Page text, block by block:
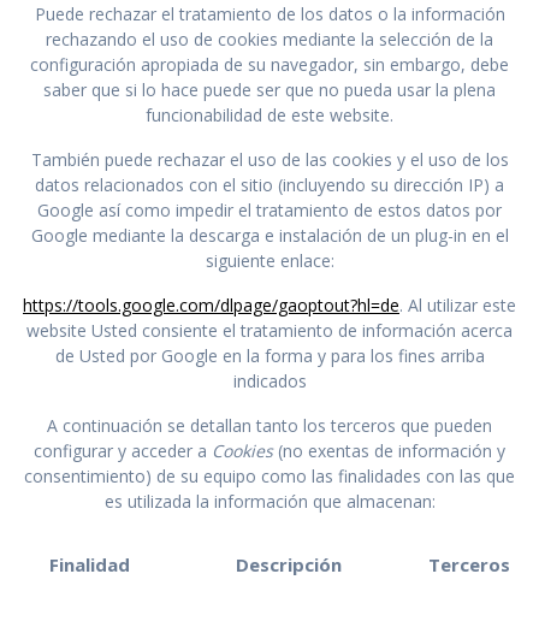
Puede rechazar el tratamiento de los datos o la información
rechazando el uso de cookies mediante la selección de la
configuración apropiada de su navegador, sin embargo, debe
saber que si lo hace puede ser que no pueda usar la plena
funcionabilidad de este website.
También puede rechazar el uso de las cookies y el uso de los
datos relacionados con el sitio (incluyendo su dirección IP) a
Google así como impedir el tratamiento de estos datos por
Google mediante la descarga e instalación de un plug-in en el
siguiente enlace:
https://tools.google.com/dlpage/gaoptout?hl=de. Al utilizar este
website Usted consiente el tratamiento de información acerca
de Usted por Google en la forma y para los fines arriba
indicados
A continuación se detallan tanto los terceros que pueden
configurar y acceder a Cookies(no exentas de información y
consentimiento) de su equipo como las finalidades con las que
es utilizada la información que almacenan:
Finalidad Descripción Terceros